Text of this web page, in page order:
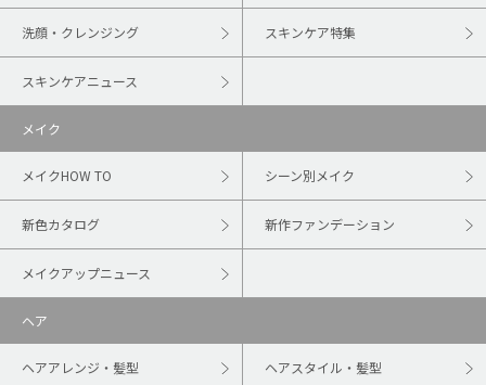
洗顔・クレンジング スキンケア特集
スキンケアニュース
メイク
メイクHOW TO シーン別メイク
新色カタログ 新作ファンデーション
メイクアップニュース
ヘア
ヘアアレンジ・髪型 ヘアスタイル・髪型